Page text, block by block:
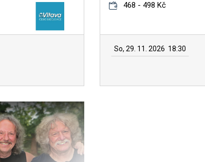
468 - 498 Kč
So, 29. 11. 2026 18:30